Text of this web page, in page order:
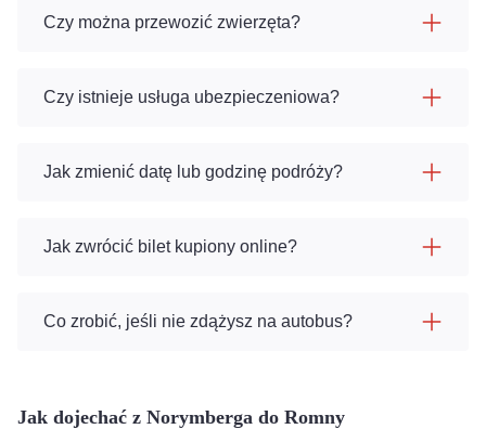
Czy można przewozić zwierzęta?
Czy istnieje usługa ubezpieczeniowa?
Jak zmienić datę lub godzinę podróży?
Jak zwrócić bilet kupiony online?
Co zrobić, jeśli nie zdążysz na autobus?
Jak dojechać z Norymberga do Romny